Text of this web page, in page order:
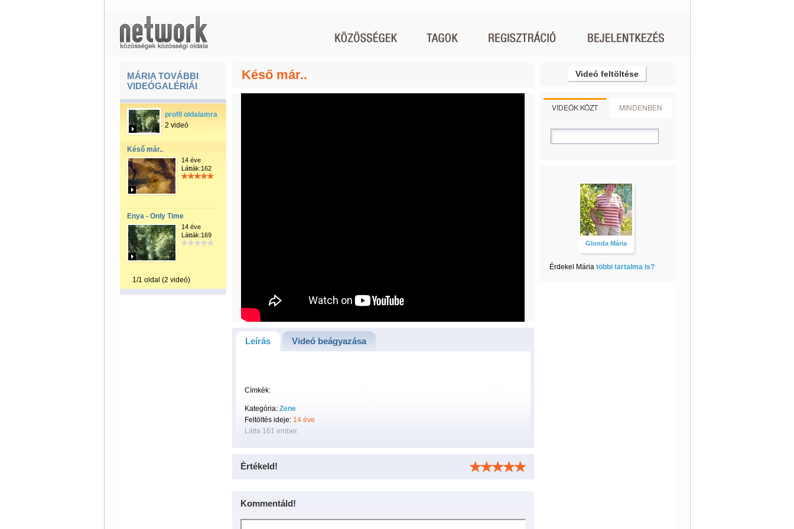
MÁRIA TOVÁBBI
VIDEÓGALÉRIÁI
profil oldalamra
2 videó
Késő már..
14 éve
Látták:162
Enya - Only Time
14 éve
Látták:169
1/1 oldal (2 videó)
Késő már..
Leírás Videó beágyazása
Címkék:
Kategória: Zene
Feltöltés ideje: 14 éve
Látta 161 ember.
Értékeld!
Kommentáld!
Videó feltöltése
VIDEÓK KÖZT MINDENBEN
Glonda Mária
Érdekel Mária többi tartalma is?